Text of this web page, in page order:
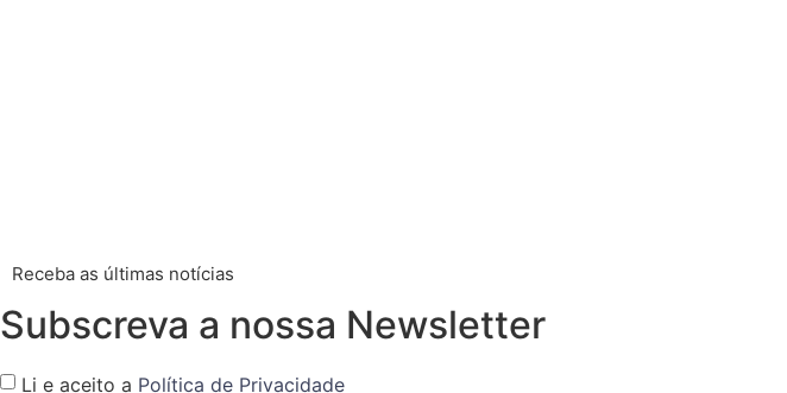
Receba as últimas notícias
Subscreva a nossa Newsletter
Li e aceito a Política de Privacidade